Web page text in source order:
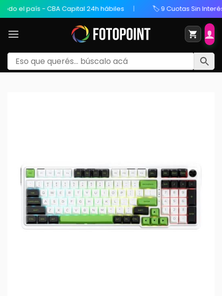
el país - CBA Capital 24h hábiles 🏷️ 9 Cuotas Sin Interés /